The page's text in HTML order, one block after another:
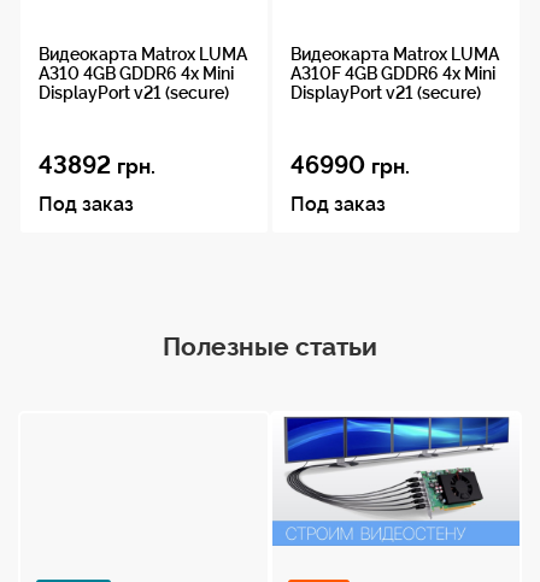
Видеокарта Matrox LUMA
A310 4GB GDDR6 4x Mini
DisplayPort v21 (secure)
43892 грн.
Под заказ
Видеокарта Matrox LUMA
A310F 4GB GDDR6 4x Mini
DisplayPort v21 (secure)
46990 грн.
Под заказ
Полезные статьи